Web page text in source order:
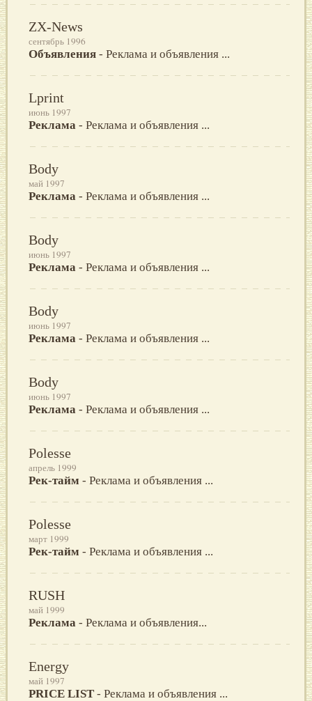
ZX-News
сентябрь 1996
Объявления - Реклама и объявления ...
Lprint
июнь 1997
Реклама - Реклама и объявления ...
Body
май 1997
Реклама - Реклама и объявления ...
Body
июнь 1997
Реклама - Реклама и объявления ...
Body
июнь 1997
Реклама - Реклама и объявления ...
Body
июнь 1997
Реклама - Реклама и объявления ...
Polesse
апрель 1999
Рек-тайм - Реклама и объявления ...
Polesse
март 1999
Рек-тайм - Реклама и объявления ...
RUSH
май 1999
Реклама - Реклама и объявления...
Energy
май 1997
PRICE LIST - Реклама и объявления ...